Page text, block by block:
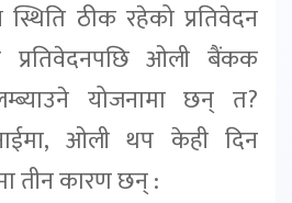
स्थिति ठीक रहेको प्रतिवेदन
ओली बैंकक
योजनामा छन् त?
ओली थप केही दिन
तीन कारण छन् :